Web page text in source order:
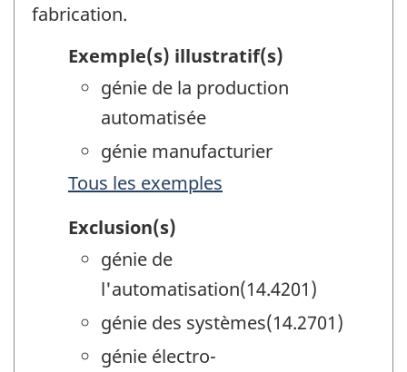
fabrication.
Exemple(s) illustratif(s)
génie de la production
automatisée
génie manufacturier
Tous les exemples
Exclusion(s)
génie de
l'automatisation(14.4201)
génie des systèmes(14.2701)
génie électro-